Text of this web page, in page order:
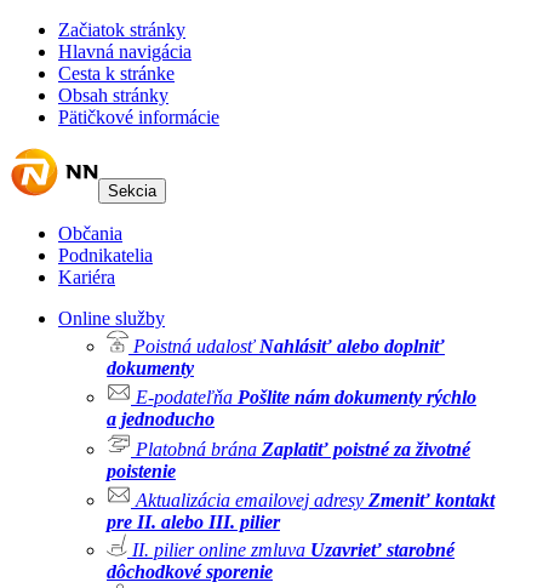
Začiatok stránky
Hlavná navigácia
Cesta k stránke
Obsah stránky
Pätičkové informácie
Sekcia
Občania
Podnikatelia
Kariéra
Online služby
Poistná udalosť Nahlásiť alebo doplniť
dokumenty
E-podateľňa Pošlite nám dokumenty rýchlo
a jednoducho
Platobná brána Zaplatiť poistné za životné
poistenie
Aktualizácia emailovej adresy Zmeniť kontakt
pre II. alebo III. pilier
II. pilier online zmluva Uzavrieť starobné
dôchodkové sporenie